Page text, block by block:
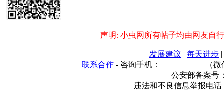
声明: 小虫网所有帖子均由网友自
发展建议 | 每天进步 |
联系合作- 咨询手机：
（
公安部备案号
违法和不良信息举报电话